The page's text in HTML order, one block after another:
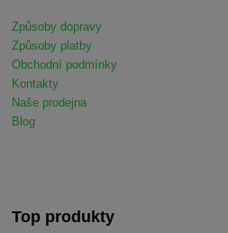
Způsoby dopravy
Způsoby platby
Obchodní podmínky
Kontakty
Naše prodejna
Blog
Top produkty